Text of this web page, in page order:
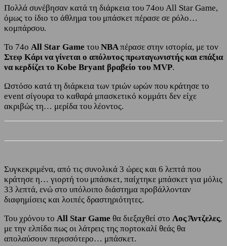
Πολλά συνέβησαν κατά τη διάρκεια του 74ου All Star Game,
όμως το ίδιο το άθλημα του μπάσκετ πέρασε σε ρόλο…
κομπάρσου.
Το 74o All Star Game του ΝΒΑπέρασε στην ιστορία, με τον
Στεφ Κάρι να γίνεται ο απόλυτος πρωταγωνιστής και επάξια
να κερδίζει το Kobe Bryant βραβείο του MVP.
Ωστόσο κατά τη διάρκεια των τριών ωρών που κράτησε το
event σίγουρα το καθαρά μπασκετικό κομμάτι δεν είχε
ακριβώς τη… μερίδα του λέοντος.
Συγκεκριμένα, από τις συνολικά 3 ώρες και 6 λεπτά που
κράτησε η… γιορτή του μπάσκετ, παίχτηκε μπάσκετ για μόλις
33 λεπτά, ενώ στο υπόλοιπο διάστημα προβάλλονταν
διαφημίσεις και λοιπές δραστηριότητες.
Του χρόνου το All Star Game θα διεξαχθεί στο Λος Άντζελες,
με την ελπίδα πως οι λάτρεις της πορτοκαλί θεάς θα
απολαύσουν περισσότερο… μπάσκετ.